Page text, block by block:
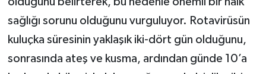
sağlığı sorunu olduğunu vurguluyor. Rotavirüsün
kuluçka süresinin yaklaşık iki-dört gün olduğunu,
sonrasında ateş ve kusma, ardından günde 10’a